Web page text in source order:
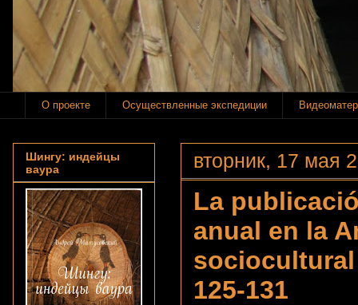
О проекте Осуществленные экспедиции
вторник, 17 мая
La
anual en la
sociocultural
125-131
Шингу: индейцы
ваура